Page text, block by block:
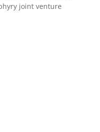
joint venture